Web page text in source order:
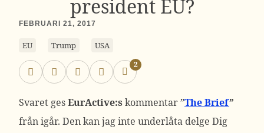
president EU?
FEBRUARI 21, 2017
EU Trump USA
2
Svaret gesEurActive:s kommentar ”The Brief”
från igår. Den kan jag inte underlåta delge Dig